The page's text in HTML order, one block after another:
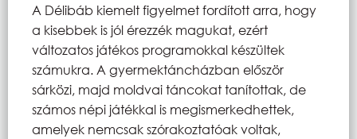
A Délibáb kiemelt figyelmet fordított arra, hogy
a kisebbek is jól érezzék magukat, ezért
változatos játékos programokkal készültek
számukra. A gyermektáncházban először
sárközi, majd moldvai táncokat tanítottak, de
számos népi játékkal is megismerkedhettek,
amelyek nemcsak szórakoztatóak voltak,